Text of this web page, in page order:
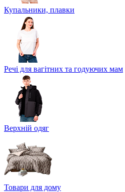
Купальники, плавки
Речі для вагітних та годуючих мам
Верхній одяг
Товари для дому